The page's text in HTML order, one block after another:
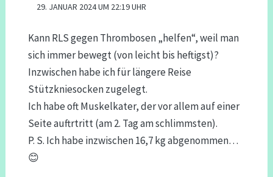
29. JANUAR 2024 UM 22:19 UHR
Kann RLS gegen Thrombosen „helfen“, weil man
sich immer bewegt (von leicht bis heftigst)?
Inzwischen habe ich für längere Reise
Stützkniesocken zugelegt.
Ich habe oft Muskelkater, der vor allem auf einer
Seite auftrtritt (am 2. Tag am schlimmsten).
P. S. Ich habe inzwischen 16,7 kg abgenommen…
😊